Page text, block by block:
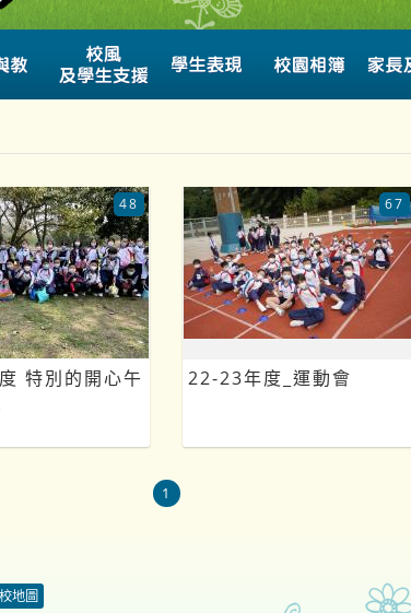
特別的開心午
48
22-23年度_運動會
67
1
地圖